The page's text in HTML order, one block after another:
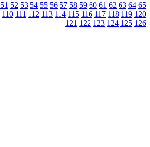
51 52 53 54 55 56 57 58 59 60 61 62 63 64 65
110 111 112 113 114 115 116 117 118 119 120
121 122 123 124 125 126